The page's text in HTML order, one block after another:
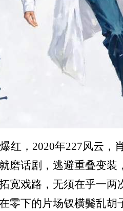
红，2020年227风云，
磨话剧，逃避重叠变装
宽戏路，无须在乎一两
零下的片场钗横鬓乱胡